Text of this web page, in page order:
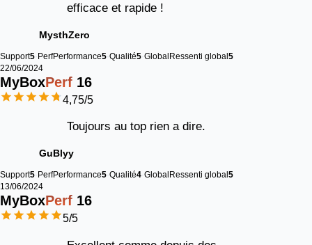
efficace et rapide !
MysthZero
Support5 PerfPerformance5 Qualité5 GlobalRessenti global5
22/06/2024
MyBoxPerf 16
4,75/5
Toujours au top rien a dire.
GuBlyy
Support5 PerfPerformance5 Qualité4 Global Ressenti global 5
13/06/2024
MyBoxPerf 16
5/5